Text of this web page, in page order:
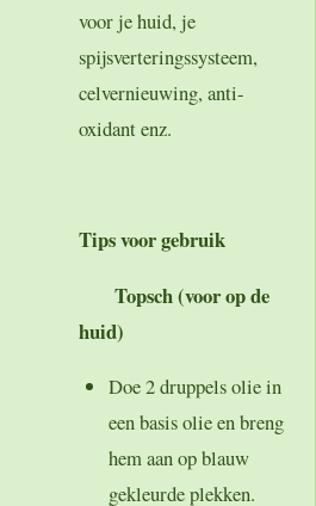
voor je huid, je
spijsverteringssysteem,
celvernieuwing, anti-
oxidant enz.
Tips voor gebruik
Topsch (voor op de
huid)
Doe 2 druppels olie in
een basis olie en breng
hem aan op blauw
gekleurde plekken.